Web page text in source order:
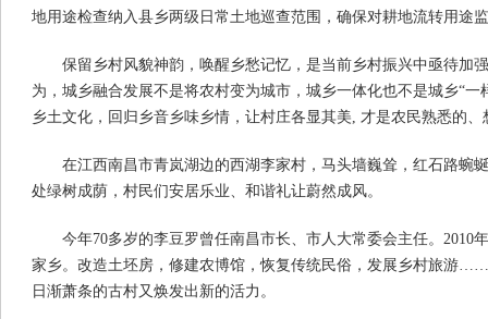
地用途检查纳入县乡两级日常土地巡查范围，确保对耕地流转用途
保留乡村风貌神韵，唤醒乡愁记忆，是当前乡村振兴中亟待加
为，城乡融合发展不是将农村变为城市，城乡一体化也不是城乡“一
乡土文化，回归乡音乡味乡情，让村庄各显其美, 才是农民熟悉的、
在江西南昌市青岚湖边的西湖李家村，马头墙巍耸，红石路蜿
处绿树成荫，村民们安居乐业、和谐礼让蔚然成风。
今年70多岁的李豆罗曾任南昌市长、市人大常委会主任。2010
家乡。改造土坯房，修建农博馆，恢复传统民俗，发展乡村旅游
日渐萧条的古村又焕发出新的活力。